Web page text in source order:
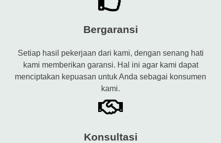
Bergaransi
Setiap hasil pekerjaan dari kami, dengan senang hati
kami memberikan garansi. Hal ini agar kami dapat
menciptakan kepuasan untuk Anda sebagai konsumen
kami.
Konsultasi